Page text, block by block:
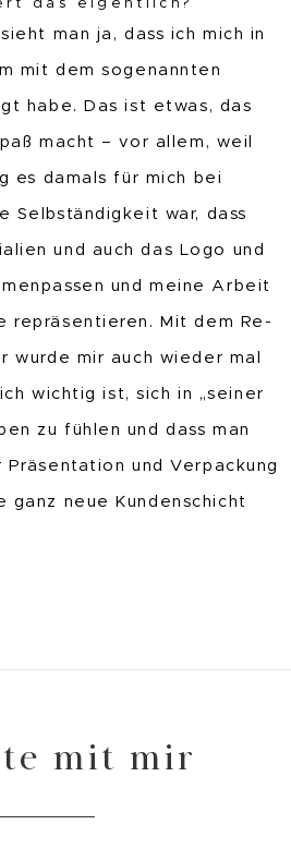
das eigentlich?
man ja, dass ich mich in
mit dem sogenannten
habe. Das ist etwas, das
macht – vor allem, weil
es damals für mich bei
Selbständigkeit war, dass
und auch das Logo und
und meine Arbeit
repräsentieren. Mit dem Re-
wurde mir auch wieder mal
wichtig ist, sich in „seiner
zu fühlen und dass man
und Verpackung
ganz neue Kundenschicht
mit mir